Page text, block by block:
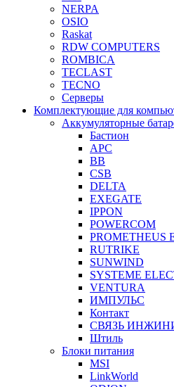
NERPA
OSIO
Raskat
RDW COMPUTERS
ROMBICA
TECLAST
TECNO
Серверы
Комплектующие для
Аккумуляторные
Бастион
APC
BB
CSB
DELTA
EXEGATE
IPPON
POWERCOM
PROMETHEUS
RUTRIKE
SUNWIND
SYSTEME
VENTURA
ИМПУЛЬС
Контакт
СВЯЗЬ
Штиль
Блоки питания
MSI
LinkWorld